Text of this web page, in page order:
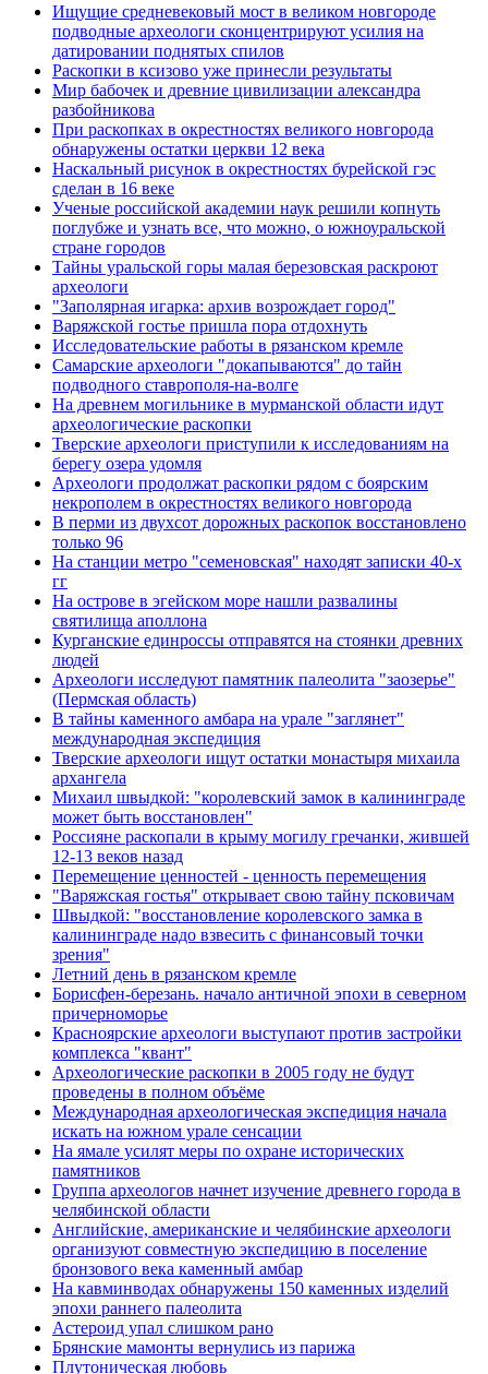
Ищущие средневековый мост в великом новгороде
подводные археологи сконцентрируют усилия на
датировании поднятых спилов
Раскопки в ксизово уже принесли результаты
Мир бабочек и древние цивилизации александра
разбойникова
При раскопках в окрестностях великого новгорода
обнаружены остатки церкви 12 века
Наскальный рисунок в окрестностях бурейской гэс
сделан в 16 веке
Ученые российской академии наук решили копнуть
поглубже и узнать все, что можно, о южноуральской
стране городов
Тайны уральской горы малая березовская раскроют
археологи
"Заполярная игарка: архив возрождает город"
Варяжской гостье пришла пора отдохнуть
Исследовательские работы в рязанском кремле
Самарские археологи "докапываются" до тайн
подводного ставрополя-на-волге
На древнем могильнике в мурманской области идут
археологические раскопки
Тверские археологи приступили к исследованиям на
берегу озера удомля
Археологи продолжат раскопки рядом с боярским
некрополем в окрестностях великого новгорода
В перми из двухсот дорожных раскопок восстановлено
только 96
На станции метро "семеновская" находят записки 40-х
гг
На острове в эгейском море нашли развалины
святилища аполлона
Курганские единроссы отправятся на стоянки древних
людей
Археологи исследуют памятник палеолита "заозерье"
(Пермская область)
В тайны каменного амбара на урале "заглянет"
международная экспедиция
Тверские археологи ищут остатки монастыря михаила
архангела
Михаил швыдкой: "королевский замок в калининграде
может быть восстановлен"
Россияне раскопали в крыму могилу гречанки, жившей
12-13 веков назад
Перемещение ценностей - ценность перемещения
"Варяжская гостья" открывает свою тайну псковичам
Швыдкой: "восстановление королевского замка в
калининграде надо взвесить с финансовый точки
зрения"
Летний день в рязанском кремле
Борисфен-березань. начало античной эпохи в северном
причерноморье
Красноярские археологи выступают против застройки
комплекса "квант"
Археологические раскопки в 2005 году не будут
проведены в полном объёме
Международная археологическая экспедиция начала
искать на южном урале сенсации
На ямале усилят меры по охране исторических
памятников
Группа археологов начнет изучение древнего города в
челябинской области
Английские, американские и челябинские археологи
организуют совместную экспедицию в поселение
бронзового века каменный амбар
На кавминводах обнаружены 150 каменных изделий
эпохи раннего палеолита
Астероид упал слишком рано
Брянские мамонты вернулись из парижа
Плутоническая любовь